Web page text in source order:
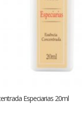
Especiarias 20ml